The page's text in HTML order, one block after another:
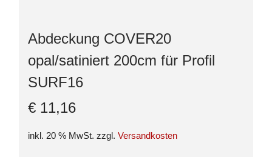
Abdeckung COVER20
opal/satiniert 200cm für Profil
SURF16
€ 11,16
inkl. 20 % MwSt. zzgl. Versandkosten